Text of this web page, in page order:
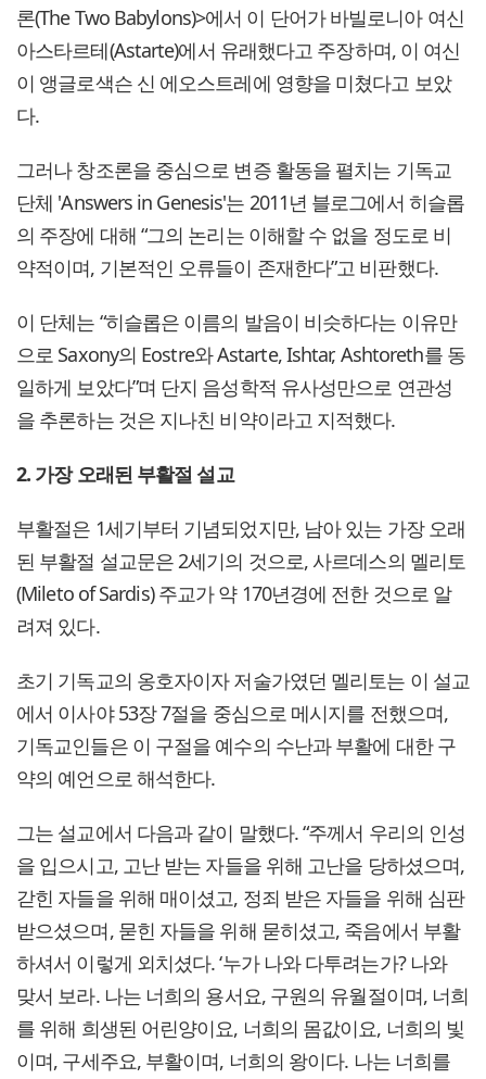
론(The Two Babylons)>에서 이 단어가 바빌로니아 여신
아스타르테(Astarte)에서 유래했다고 주장하며, 이 여신
이 앵글로색슨 신 에오스트레에 영향을 미쳤다고 보았
다.
그러나 창조론을 중심으로 변증 활동을 펼치는 기독교
단체 'Answers in Genesis'는 2011년 블로그에서 히슬롭
의 주장에 대해 “그의 논리는 이해할 수 없을 정도로 비
약적이며, 기본적인 오류들이 존재한다”고 비판했다.
이 단체는 “히슬롭은 이름의 발음이 비슷하다는 이유만
으로 Saxony의 Eostre와 Astarte, Ishtar, Ashtoreth를 동
일하게 보았다”며 단지 음성학적 유사성만으로 연관성
을 추론하는 것은 지나친 비약이라고 지적했다.
2. 가장 오래된 부활절 설교
부활절은 1세기부터 기념되었지만, 남아 있는 가장 오래
된 부활절 설교문은 2세기의 것으로, 사르데스의 멜리토
(Mileto of Sardis) 주교가 약 170년경에 전한 것으로 알
려져 있다.
초기 기독교의 옹호자이자 저술가였던 멜리토는 이 설교
에서 이사야 53장 7절을 중심으로 메시지를 전했으며,
기독교인들은 이 구절을 예수의 수난과 부활에 대한 구
약의 예언으로 해석한다.
그는 설교에서 다음과 같이 말했다. “주께서 우리의 인성
을 입으시고, 고난 받는 자들을 위해 고난을 당하셨으며,
갇힌 자들을 위해 매이셨고, 정죄 받은 자들을 위해 심판
받으셨으며, 묻힌 자들을 위해 묻히셨고, 죽음에서 부활
하셔서 이렇게 외치셨다. ‘누가 나와 다투려는가? 나와
맞서 보라. 나는 너희의 용서요, 구원의 유월절이며, 너희
를 위해 희생된 어린양이요, 너희의 몸값이요, 너희의 빛
이며, 구세주요, 부활이며, 너희의 왕이다. 나는 너희를